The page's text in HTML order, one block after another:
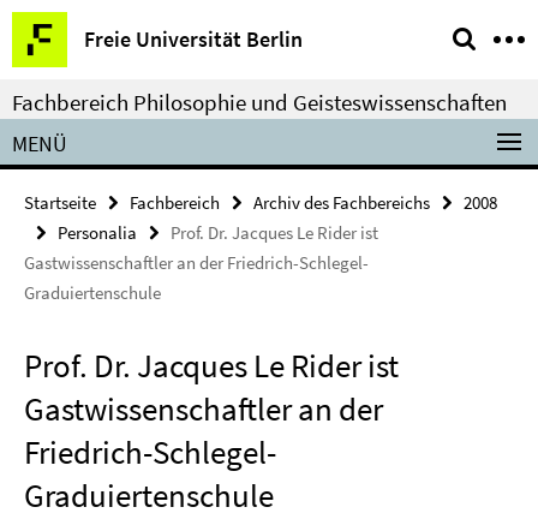
Springe
direkt
zu
Inhalt
Freie Universität Berlin
Service-
Navigation
Fachbereich Philosophie und Geisteswissenschaften
MENÜ
Startseite Fachbereich Archiv des Fachbereichs
2008
Personalia
Prof. Dr. Jacques Le Rider ist
Gastwissenschaftler an der Friedrich-Schlegel-
Graduiertenschule
Prof. Dr. Jacques Le Rider ist
Gastwissenschaftler an der
Friedrich-Schlegel-
Graduiertenschule